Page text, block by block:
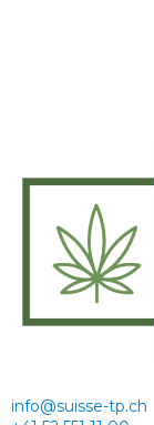
info@suisse-tp.ch